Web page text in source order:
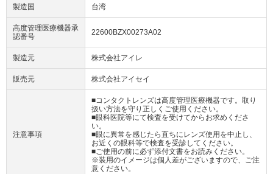
製造国 台湾
高度管理医療機器承
認番号
22600BZX00273A02
製造元 株式会社アイレ
販売元 株式会社アイセイ
注意事項
■コンタクトレンズは高度管理医療機器です。取り
扱い方法を守り正しくご使用ください。
■眼科医院等にて検査を受けてからお求めくださ
い。
■眼に異常を感じたら直ちにレンズ使用を中止し、
お近くの眼科等で検査を受診してください。
■ご使用の前に必ず添付文書をお読みください。
※装用のイメージは個人差がございますので、ご注
意ください。